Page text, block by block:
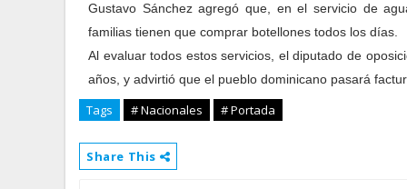
Gustavo Sánchez agregó que, en el servicio de
familias tienen que comprar botellones todos los días.
Al evaluar todos estos servicios, el diputado de
años, y advirtió que el pueblo dominicano pasará
Tags # Nacionales # Portada
Share This